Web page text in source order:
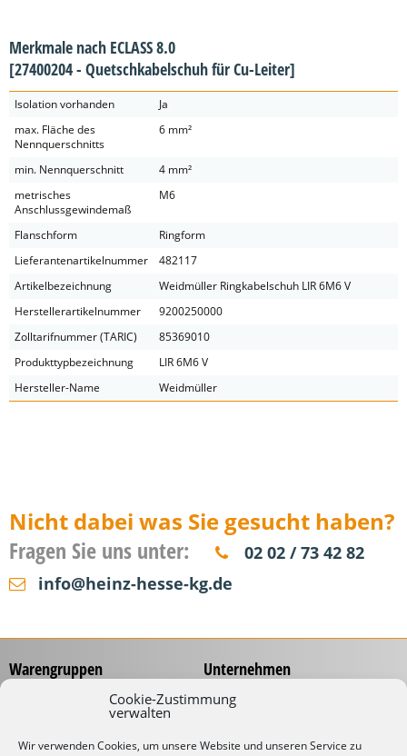
Cookie-Zustimmung
verwalten
Wir verwenden Cookies, um unsere Website und unseren Service zu
Merkmale nach ECLASS 8.0
[27400204 - Quetschkabelschuh für Cu-Leiter]
Isolation vorhanden
Ja
max. Fläche des
Nennquerschnitts
6 mm²
min. Nennquerschnitt
4 mm²
metrisches
Anschlussgewindemaß
M6
Flanschform
Ringform
Lieferantenartikelnummer
482117
Artikelbezeichnung
Weidmüller Ringkabelschuh LIR 6M6 V
Herstellerartikelnummer
9200250000
Zolltarifnummer (TARIC)
85369010
Produkttypbezeichnung
LIR 6M6 V
Hersteller-Name
Weidmüller
Nicht dabei was Sie gesucht haben?
Fragen Sie uns unter:
02 02 / 73 42 82
info@heinz-hesse-kg.de
Warengruppen Unternehmen
Service